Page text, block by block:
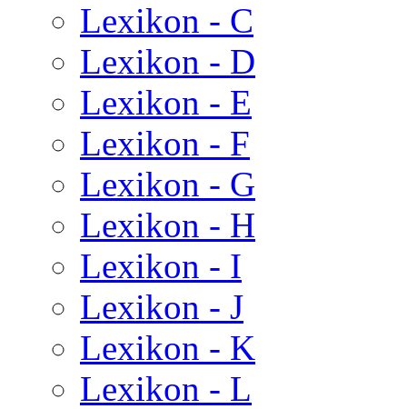
Lexikon - C
Lexikon - D
Lexikon - E
Lexikon - F
Lexikon - G
Lexikon - H
Lexikon - I
Lexikon - J
Lexikon - K
Lexikon - L